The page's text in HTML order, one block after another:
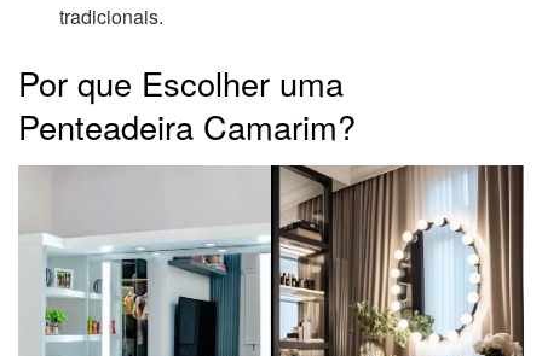
tradicionais.
Por que Escolher uma
Penteadeira Camarim?